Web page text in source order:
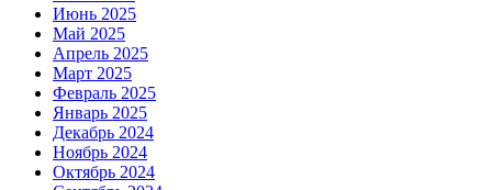
Июнь 2025
Май 2025
Апрель 2025
Март 2025
Февраль 2025
Январь 2025
Декабрь 2024
Ноябрь 2024
Октябрь 2024